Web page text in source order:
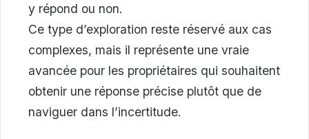
y répond ou non.
Ce type d’exploration reste réservé aux cas
complexes, mais il représente une vraie
avancée pour les propriétaires qui souhaitent
obtenir une réponse précise plutôt que de
naviguer dans l’incertitude.